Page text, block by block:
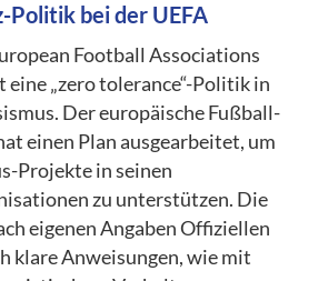
Politik bei der UEFA
Football Associations
eine „zero tolerance“-Politik in
Der europäische Fußball-
einen Plan ausgearbeitet, um
Projekte in seinen
zu unterstützen. Die
eigenen Angaben Offiziellen
klare Anweisungen, wie mit